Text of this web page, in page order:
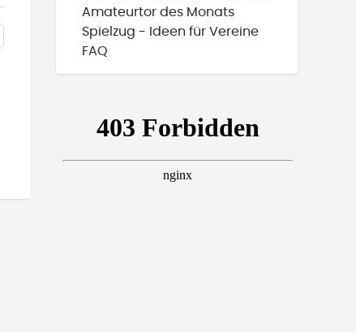
Amateurtor des Monats
Spielzug - Ideen für Vereine
FAQ